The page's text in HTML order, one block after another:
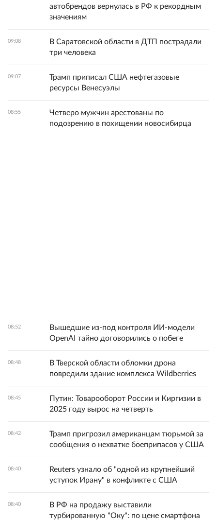
автобрендов вернулась в РФ к рекордным
значениям
09:08
В Саратовской области в ДТП пострадали
три человека
09:07
Трамп приписал США нефтегазовые
ресурсы Венесуэлы
08:55
Четверо мужчин арестованы по
подозрению в похищении новосибирца
08:52
Вышедшие из-под контроля ИИ-модели
OpenAI тайно договорились о побеге
08:48
В Тверской области обломки дрона
повредили здание комплекса Wildberries
08:45
Путин: Товарооборот России и Киргизии в
2025 году вырос на четверть
08:42
Трамп пригрозил американцам тюрьмой за
сообщения о нехватке боеприпасов у США
08:40
Reuters узнало об "одной из крупнейший
уступок Ирану" в конфликте с США
08:40
В РФ на продажу выставили
турбированную "Оку": по цене смартфона